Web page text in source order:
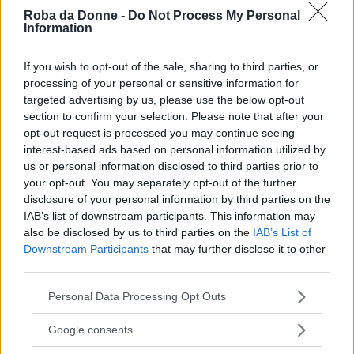
Roba da Donne - Do Not Process My Personal
Information
If you wish to opt-out of the sale, sharing to third parties, or
processing of your personal or sensitive information for
targeted advertising by us, please use the below opt-out
section to confirm your selection. Please note that after your
opt-out request is processed you may continue seeing
interest-based ads based on personal information utilized by
us or personal information disclosed to third parties prior to
your opt-out. You may separately opt-out of the further
disclosure of your personal information by third parties on the
IAB’s list of downstream participants. This information may
also be disclosed by us to third parties on the IAB’s List of
Downstream Participants that may further disclose it to other
Please note that this website/app uses one or more Google
not limited to your visit or usage behaviour. You may click to
Personal Data Processing Opt Outs
Google consents
sua moglie lo sorveglia, una donna che si è
impegnata affinché in quel matrimonio nulla sia
lasciato al caso.
Continua a leggere dopo la pubblicità
Eppure, basta un attimo di distrazione e tutto
può cadere nelcaos.
Un romanzo sulle seconde possibilità, che però
bisogna cogliere, altrimenti se ne vanno, e
Divertenti, per quanto intrisi di luoghi comuni,